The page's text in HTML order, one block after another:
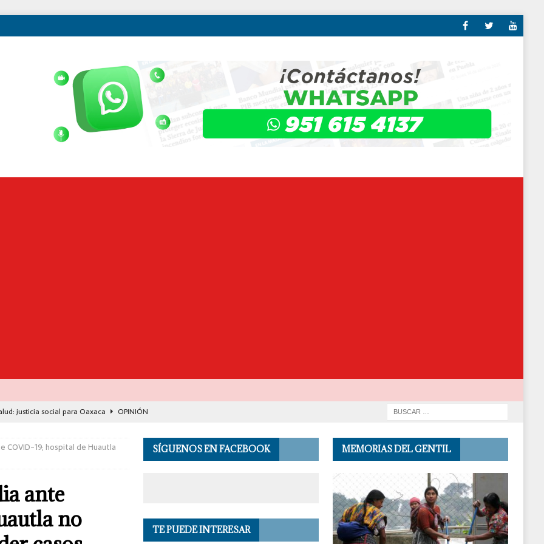
justicia social para Oaxaca
OPINIÓN
cuatro centros clandestinos de procesamiento de combustible
la inclusión y acompaña proyectos estratégicos para el desarrollo
Seguridad se suma a investigación por asesinato en vivo del influencer
COVID-19; hospital de Huautla
ante
no
SÍGUENOS EN FACEBOOK
TE PUEDE INTERESAR
MEMORIAS DEL GENTIL